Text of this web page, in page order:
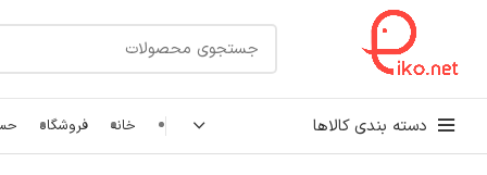
دسته بندی کالاها خانه فروشگاه